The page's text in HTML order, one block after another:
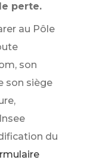
perte.
au Pôle
son
son siège
du